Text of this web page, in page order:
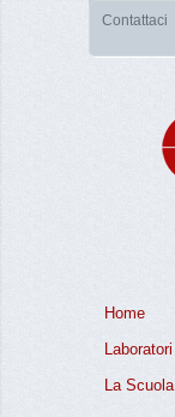
Contattaci
Home
Laboratori
La Scuola